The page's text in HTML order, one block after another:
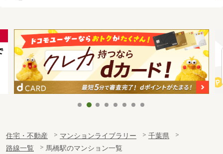
住宅・不動産 マンションライブラリー
千葉県
路線一覧
馬橋駅のマンション一覧